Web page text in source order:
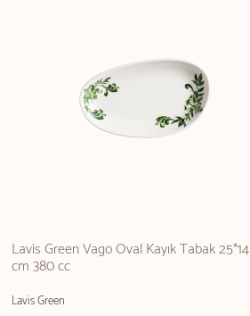
Lavis Green Vago Oval Kayık Tabak 25*14
cm 380 cc
Lavis Green